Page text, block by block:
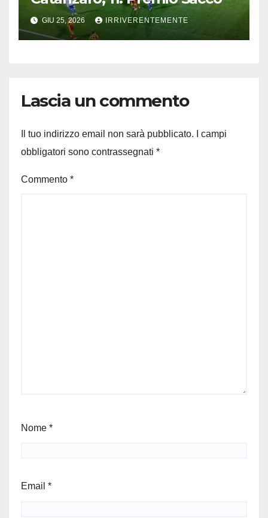
GIU 25, 2026 IRRIVERENTEMENTE
Lascia un commento
Il tuo indirizzo email non sarà pubblicato.
I campi
obbligatori sono contrassegnati *
Commento *
Nome *
Email *